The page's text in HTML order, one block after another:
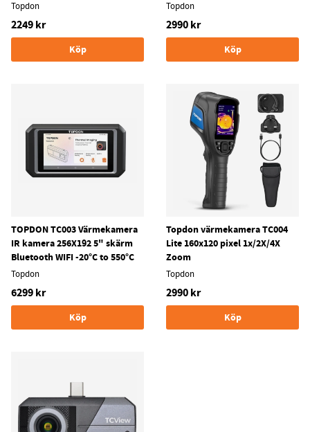
Topdon
2249 kr
Köp
Topdon
2990 kr
Köp
TOPDON TC003 Värmekamera
IR kamera 256X192 5" skärm
Bluetooth WIFI -20°C to 550°C
Topdon
6299 kr
Köp
Topdon värmekamera TC004
Lite 160x120 pixel 1x/2X/4X
Zoom
Topdon
2990 kr
Köp